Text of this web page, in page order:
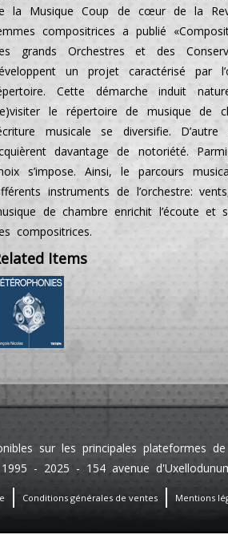
la Musique Coup de cœur de la
compositrices a publié
grands Orchestres et des
un projet caractérisé par
Cette démarche induit
le répertoire de musique de
musicale se diversifie.
davantage de notoriété.
s’impose. Ainsi, le parcours
instruments de l’orchestre:
de chambre enrichit l’écoute et
compositrices.
Items
sur les principales plateformes
- 2025 - 154 avenue
Conditions générales de ventes Mentions